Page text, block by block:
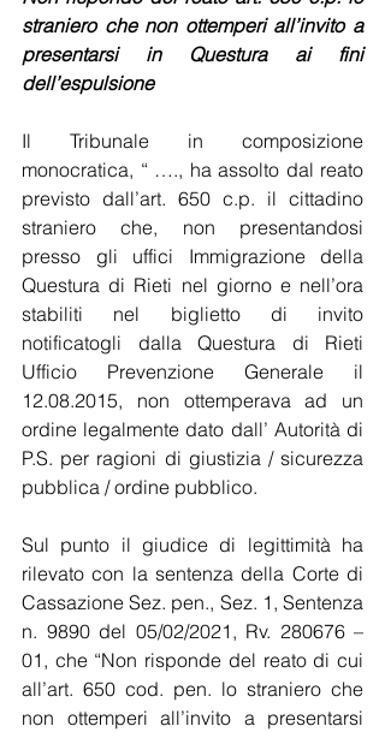
straniero che non ottemperi all’invito a
presentarsi in Questura ai fini
dell’espulsione
Il Tribunale in composizione
monocratica, “ …., ha assolto dal reato
previsto dall’art. 650 c.p. il cittadino
straniero che, non presentandosi
presso gli uffici Immigrazione della
Questura di Rieti nel giorno e nell’ora
stabiliti nel biglietto di invito
notificatogli dalla Questura di Rieti
Ufficio Prevenzione Generale il
12.08.2015, non ottemperava ad un
ordine legalmente dato dall’ Autorità di
P.S. per ragioni di giustizia / sicurezza
pubblica / ordine pubblico.
Sul punto il giudice di legittimità ha
rilevato con la sentenza della Corte di
Cassazione Sez. pen., Sez. 1, Sentenza
n. 9890 del 05/02/2021, Rv. 280676 –
01, che “Non risponde del reato di cui
all’art. 650 cod. pen. lo straniero che
non ottemperi all’invito a presentarsi